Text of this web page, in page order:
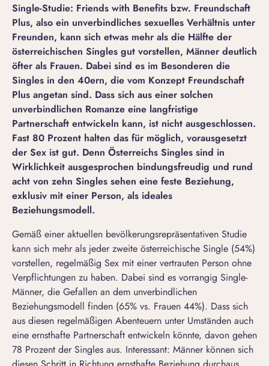
Single-Studie: Friends with Benefits bzw. Freundschaft
Plus, also ein unverbindliches sexuelles Verhältnis unter
Freunden, kann sich etwas mehr als die Hälfte der
österreichischen Singles gut vorstellen, Männer deutlich
öfter als Frauen. Dabei sind es im Besonderen die
Singles in den 40ern, die vom Konzept Freundschaft
Plus angetan sind. Dass sich aus einer solchen
unverbindlichen Romanze eine langfristige
Partnerschaft entwickeln kann, ist nicht ausgeschlossen.
Fast 80 Prozent halten das für möglich, vorausgesetzt
der Sex ist gut. Denn Österreichs Singles sind in
Wirklichkeit ausgesprochen bindungsfreudig und rund
acht von zehn Singles sehen eine feste Beziehung,
exklusiv mit einer Person, als ideales
Beziehungsmodell.
Gemäß einer aktuellen bevölkerungsrepräsentativen Studie
kann sich mehr als jeder zweite österreichische Single (54%)
vorstellen, regelmäßig Sex mit einer vertrauten Person ohne
Verpflichtungen zu haben. Dabei sind es vorrangig Single-
Männer, die Gefallen an dem unverbindlichen
Beziehungsmodell finden (65% vs. Frauen 44%). Dass sich
aus diesen regelmäßigen Abenteuern unter Umständen auch
eine ernsthafte Partnerschaft entwickeln könnte, davon gehen
78 Prozent der Singles aus. Interessant: Männer können sich